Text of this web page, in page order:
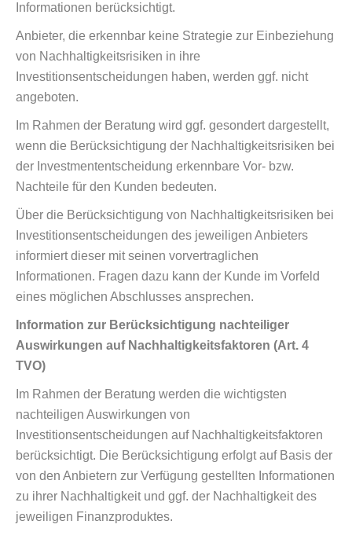
Informationen berücksichtigt.
Anbieter, die erkennbar keine Strategie zur Einbeziehung
von Nachhaltigkeitsrisiken in ihre
Investitionsentscheidungen haben, werden ggf. nicht
angeboten.
Im Rahmen der Beratung wird ggf. gesondert dargestellt,
wenn die Berücksichtigung der Nachhaltigkeitsrisiken bei
der Investmententscheidung erkennbare Vor- bzw.
Nachteile für den Kunden bedeuten.
Über die Berücksichtigung von Nachhaltigkeitsrisiken bei
Investitionsentscheidungen des jeweiligen Anbieters
informiert dieser mit seinen vorvertraglichen
Informationen. Fragen dazu kann der Kunde im Vorfeld
eines möglichen Abschlusses ansprechen.
Information zur Berücksichtigung nachteiliger
Auswirkungen auf Nachhaltigkeitsfaktoren (Art. 4
TVO)
Im Rahmen der Beratung werden die wichtigsten
nachteiligen Auswirkungen von
Investitionsentscheidungen auf Nachhaltigkeitsfaktoren
berücksichtigt. Die Berücksichtigung erfolgt auf Basis der
von den Anbietern zur Verfügung gestellten Informationen
zu ihrer Nachhaltigkeit und ggf. der Nachhaltigkeit des
jeweiligen Finanzproduktes.